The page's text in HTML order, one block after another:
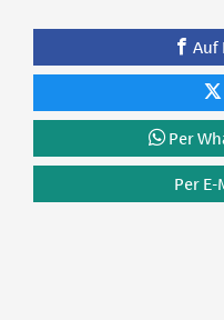
Auf
Per
Per